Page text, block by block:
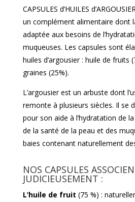
CAPSULES d’HUILES
un complément alimentaire dont
adaptée aux besoins de
muqueuses. Les capsules sont
huiles d’argousier : huile de fruits
graines (25%).
L’argousier est un arbuste dont
remonte à plusieurs siècles. Il se
pour son aide à l’hydratation de
de la santé de la peau et des
baies contenant naturellement
NOS CAPSULES
JUDICIEUSEMENT :
L’huile de fruit (75 %) :